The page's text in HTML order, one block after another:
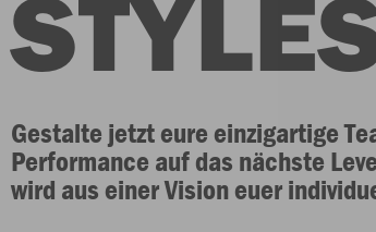
Gestalte jetzt eure einzigartige
Performance auf das nächste
wird aus einer Vision euer